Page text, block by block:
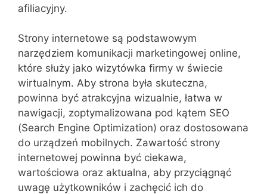
afiliacyjny.
Strony internetowe są podstawowym
narzędziem komunikacji marketingowej online,
które służy jako wizytówka firmy w świecie
wirtualnym. Aby strona była skuteczna,
powinna być atrakcyjna wizualnie, łatwa w
nawigacji, zoptymalizowana pod kątem SEO
(Search Engine Optimization) oraz dostosowana
do urządzeń mobilnych. Zawartość strony
internetowej powinna być ciekawa,
wartościowa oraz aktualna, aby przyciągnąć
uwagę użytkowników i zachęcić ich do